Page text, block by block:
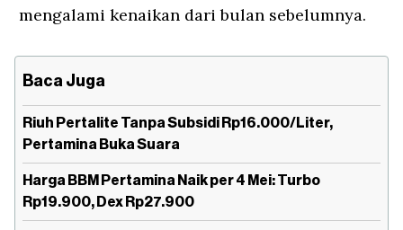
mengalami kenaikan dari bulan sebelumnya.
Baca Juga
Riuh Pertalite Tanpa Subsidi Rp16.000/Liter,
Pertamina Buka Suara
Harga BBM Pertamina Naik per 4 Mei: Turbo
Rp19.900, Dex Rp27.900